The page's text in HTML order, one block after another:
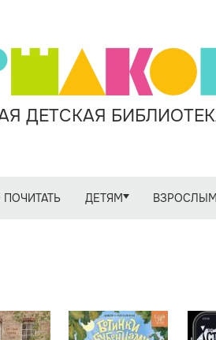
ДЕТСКАЯ
ПОЧИТАТЬ ДЕТЯМ